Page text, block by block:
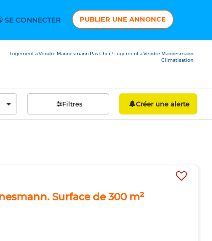
SE CONNECTER PUBLIER UNE ANNONCE
Logement à Vendre Mannesmann Pas Cher / Logement à Vendre Mannesmann
Climatisation
Filtres Créer une alerte
Surface de 300 m²